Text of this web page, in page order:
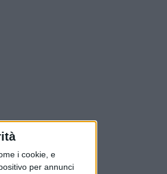
i cookie, e
per annunci